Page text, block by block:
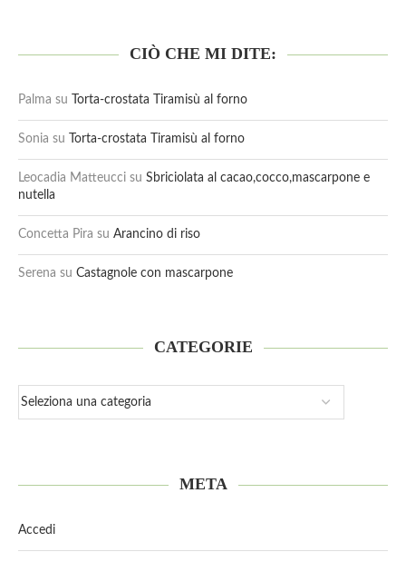
CIÒ CHE MI DITE:
Palma su Torta-crostata Tiramisù al forno
Sonia su Torta-crostata Tiramisù al forno
Leocadia Matteucci su Sbriciolata al cacao,cocco,mascarpone e
nutella
Concetta Pira su Arancino di riso
Serena su Castagnole con mascarpone
CATEGORIE
META
Accedi